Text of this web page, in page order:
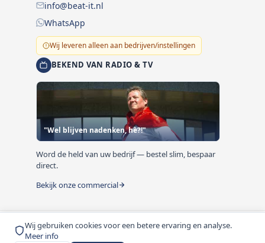
Wij gebruiken cookies voor een betere ervaring en analyse.
Meer info
info@beat-it.nl
WhatsApp
Wij leveren alleen aan bedrijven/instellingen
BEKEND VAN RADIO & TV
"Wel blijven nadenken, hè?!"
Word de held van uw bedrijf — bestel slim, bespaar
direct.
Bekijk onze commercial
© 1999-2026 Beat-it.nl. Vermelde prijzen zijn excl. BTW